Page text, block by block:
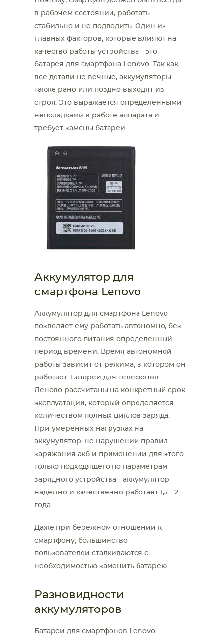
в рабочем состоянии, работать
стабильно и не подводить. Один из
главных факторов, которые влияют на
качество работы устройства - это
батарея для смартфона Lenovo. Так как
все детали не вечные, аккумуляторы
также рано или поздно выходят из
строя. Это выражается определенными
неполадками в работе аппарата и
требует замены батареи.
Аккумулятор для
смартфона Lenovo
Аккумулятор для смартфона Lenovo
позволяет ему работать автономно, без
постоянного питания определенный
период времени. Время автономной
работы зависит от режима, в котором он
работает. Батареи для телефонов
Леново рассчитаны на конкретный срок
эксплуатации, который определяется
количеством полных циклов заряда.
При умеренных нагрузках на
аккумулятор, не нарушении правил
заряжания акб и применении для этого
только подходящего по параметрам
зарядного устройства - аккумулятор
надежно и качественно работает 1,5 - 2
года.
Даже при бережном отношении к
смартфону, большинство
пользователей сталкиваются с
необходимостью заменить батарею.
Разновидности
аккумуляторов
Батареи для смартфонов Lenovo